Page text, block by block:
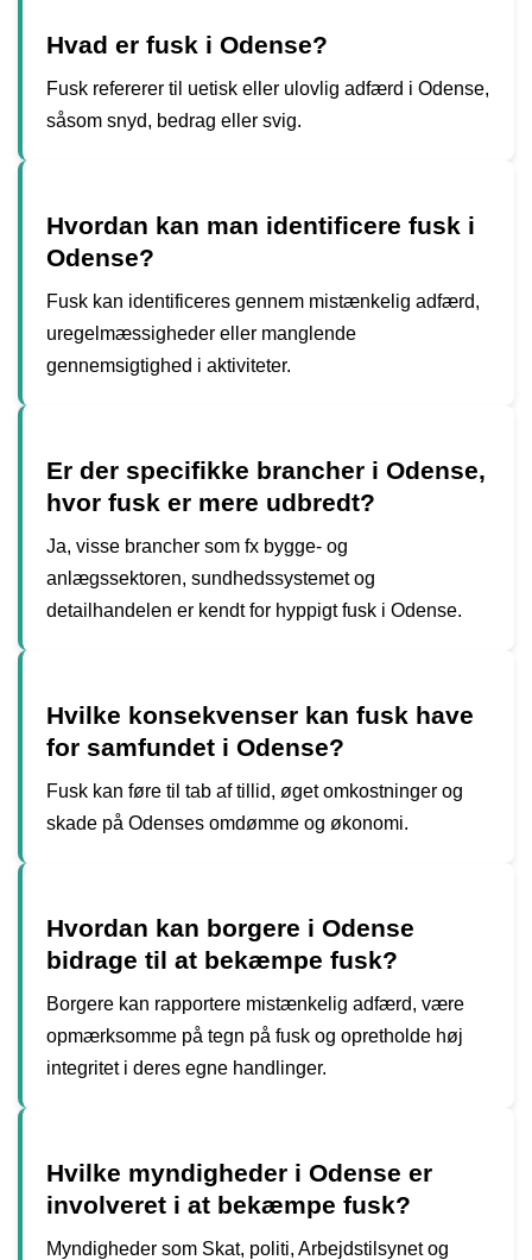
Hvad er fusk i Odense?
Fusk refererer til uetisk eller ulovlig adfærd i Odense,
såsom snyd, bedrag eller svig.
Hvordan kan man identificere fusk i
Odense?
Fusk kan identificeres gennem mistænkelig adfærd,
uregelmæssigheder eller manglende
gennemsigtighed i aktiviteter.
Er der specifikke brancher i Odense,
hvor fusk er mere udbredt?
Ja, visse brancher som fx bygge- og
anlægssektoren, sundhedssystemet og
detailhandelen er kendt for hyppigt fusk i Odense.
Hvilke konsekvenser kan fusk have
for samfundet i Odense?
Fusk kan føre til tab af tillid, øget omkostninger og
skade på Odenses omdømme og økonomi.
Hvordan kan borgere i Odense
bidrage til at bekæmpe fusk?
Borgere kan rapportere mistænkelig adfærd, være
opmærksomme på tegn på fusk og opretholde høj
integritet i deres egne handlinger.
Hvilke myndigheder i Odense er
involveret i at bekæmpe fusk?
Myndigheder som Skat, politi, Arbejdstilsynet og